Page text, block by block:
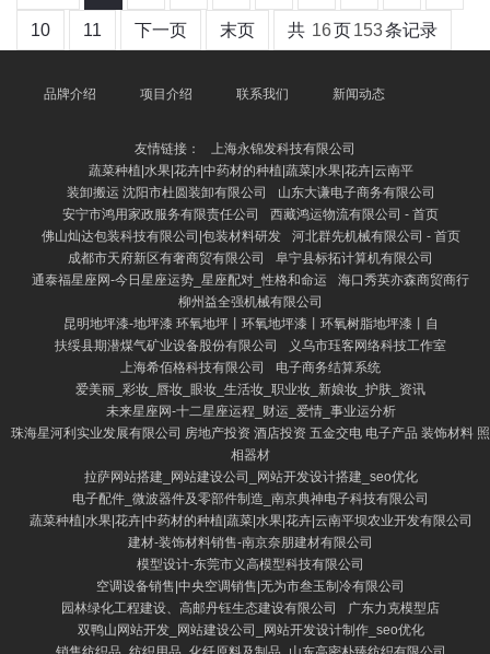
10 11 下一页 末页 共 16页153条记录
品牌介绍 项目介绍 联系我们 新闻动态
友情链接：
上海永锦发科技有限公司
蔬菜种植|水果|花卉|中药材的种植|蔬菜|水果|花卉|云南平
装卸搬运 沈阳市杜圆装卸有限公司
山东大谦电子商务有限公司
安宁市鸿用家政服务有限责任公司
西藏鸿运物流有限公司 - 首页
佛山灿达包装科技有限公司|包装材料研发
河北群先机械有限公司 - 首页
成都市天府新区有奢商贸有限公司
阜宁县标拓计算机有限公司
通泰福星座网-今日星座运势_星座配对_性格和命运
海口秀英亦森商贸商行
柳州益全强机械有限公司
昆明地坪漆-地坪漆 环氧地坪丨环氧地坪漆丨环氧树脂地坪漆丨自
扶绥县期潜煤气矿业设备股份有限公司
义乌市珏客网络科技工作室
上海希佰格科技有限公司
电子商务结算系统
爱美丽_彩妆_唇妆_眼妆_生活妆_职业妆_新娘妆_护肤_资讯
未来星座网-十二星座运程_财运_爱情_事业运分析
珠海星河利实业发展有限公司 房地产投资 酒店投资 五金交电 电子产品 装饰材料 照
相器材
拉萨网站搭建_网站建设公司_网站开发设计搭建_seo优化
电子配件_微波器件及零部件制造_南京典神电子科技有限公司
蔬菜种植|水果|花卉|中药材的种植|蔬菜|水果|花卉|云南平坝农业开发有限公司
建材-装饰材料销售-南京奈朋建材有限公司
模型设计-东莞市义高模型科技有限公司
空调设备销售|中央空调销售|无为市叁玉制冷有限公司
园林绿化工程建设、高邮丹钰生态建设有限公司
广东力克模型店
双鸭山网站开发_网站建设公司_网站开发设计制作_seo优化